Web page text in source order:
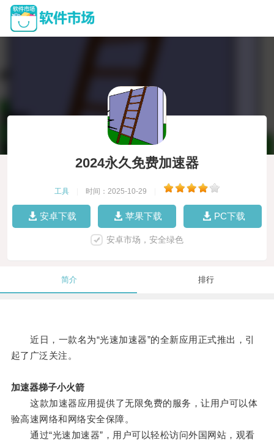
2024永久免费加速器
工具 时间：2025-10-29
安卓下载 苹果下载 PC下载
安卓市场，安全绿色
简介 排行
近日，一款名为“光速加速器”的全新应用正式推出，引
起了广泛关注。
加速器梯子小火箭
这款加速器应用提供了无限免费的服务，让用户可以体
验高速网络和网络安全保障。
通过“光速加速器”，用户可以轻松访问外国网站，观看